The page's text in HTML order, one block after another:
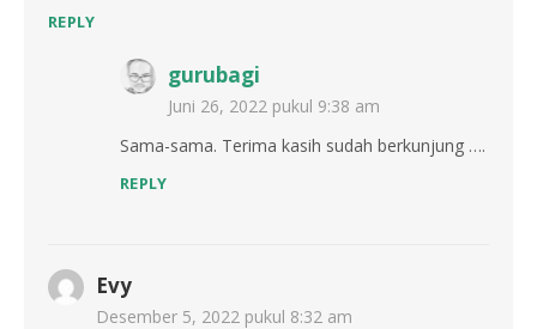
REPLY
gurubagi
Juni 26, 2022 pukul 9:38 am
Sama-sama. Terima kasih sudah berkunjung ….
REPLY
Evy
Desember 5, 2022 pukul 8:32 am